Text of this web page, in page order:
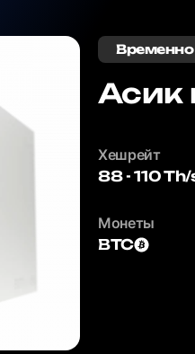
Временно
Асик
Хешрейт
88 - 110
Монеты
BTC